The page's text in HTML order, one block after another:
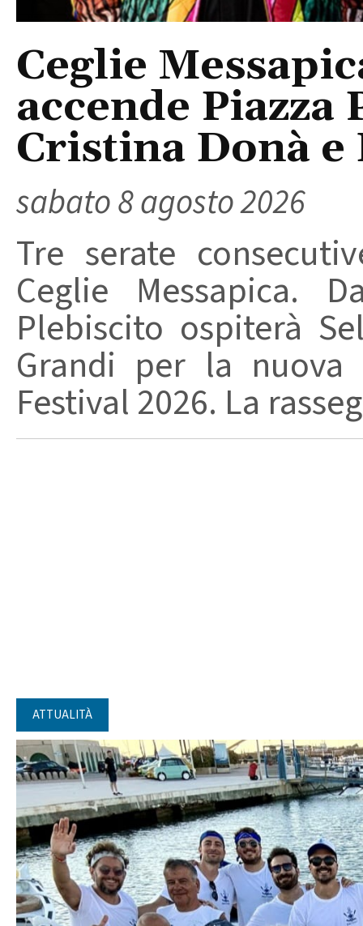
Ceglie
accende
Cristina Donà
sabato 8 agosto 2026
Tre serate
Ceglie Messapica.
Plebiscito ospiterà
Grandi per la
Festival 2026. La
ATTUALITÀ